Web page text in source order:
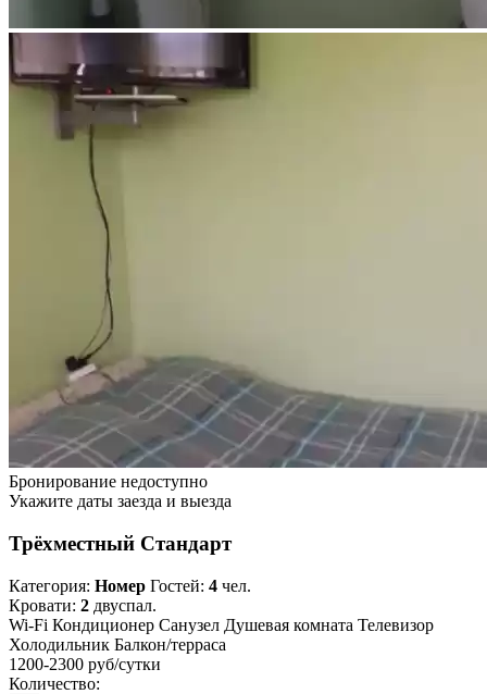
Бронирование недоступно
Укажите даты заезда и выезда
Трёхместный Стандарт
Категория: Номер Гостей: 4 чел.
Кровати: 2 двуспал.
Wi-Fi Кондиционер Санузел Душевая комната Телевизор
Холодильник Балкон/терраса
1200-2300 руб/сутки
Количество: